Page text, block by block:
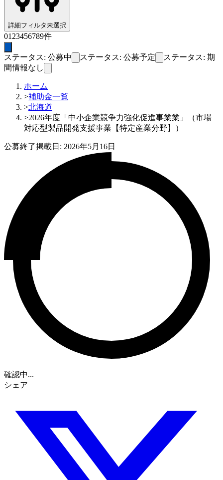
詳細フィルタ未選択
01 23456789件
ステータス: 公募中 ステータス: 公募予定
ステータス: 期
間情報なし
ホーム
>補助金一覧
>北海道
>2026年度「中小企業競争力強化促進事業業」（市場
対応型製品開発支援事業【特定産業分野】）
公募終了掲載日: 2026年5月16日
確認中...
シェア